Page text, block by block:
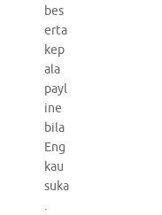
bes
erta
kep
ala
payl
ine
bila
Eng
kau
suka
.